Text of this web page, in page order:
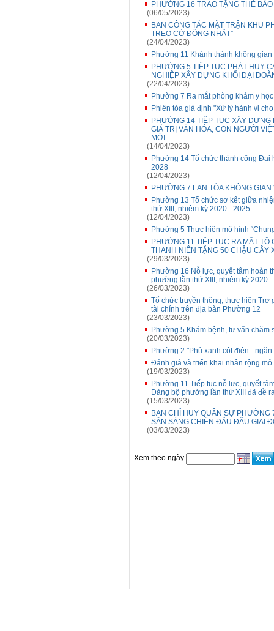
PHƯỜNG 16 TRAO TẶNG THẺ
(06/05/2023)
BAN CÔNG TÁC MẶT TRẬN KHU
TREO CỜ ĐỒNG NHẤT”
(24/04/2023)
Phường 11 Khánh thành không
PHƯỜNG 5 TIẾP TỤC PHÁT HUY
NGHIỆP XÂY DỰNG KHỐI ĐẠI
(22/04/2023)
Phường 7 Ra mắt phòng khám y
Phiên tòa giả định "Xử lý hành vi
PHƯỜNG 14 TIẾP TỤC XÂY
GIÁ TRỊ VĂN HÓA, CON NGƯỜI
MỚI
(14/04/2023)
Phường 14 Tổ chức thành công Đại
2028
(12/04/2023)
PHƯỜNG 7 LAN TỎA KHÔNG
Phường 13 Tổ chức sơ kết giữa
thứ XIII, nhiệm kỳ 2020 - 2025
(12/04/2023)
Phường 5 Thực hiện mô hình
PHƯỜNG 11 TIẾP TỤC RA MẮT
THANH NIÊN TẶNG 50 CHẬU CÂY
(29/03/2023)
Phường 16 Nỗ lực, quyết tâm hoàn
phường lần thứ XIII, nhiệm kỳ 2020
(26/03/2023)
Tổ chức truyền thông, thực hiện Trợ
tài chính trên địa bàn Phường 12
(23/03/2023)
Phường 5 Khám bệnh, tư vấn
(20/03/2023)
Phường 2 "Phủ xanh cột điện -
Đánh giá và triển khai nhân rộng
(19/03/2023)
Phường 11 Tiếp tục nỗ lực, quyết
Đảng bộ phường lần thứ XIII đã đề
(15/03/2023)
BAN CHỈ HUY QUÂN SỰ PHƯỜNG
SẴN SÀNG CHIẾN ĐẤU ĐẦU GIAI
(03/03/2023)
Xem theo ngày